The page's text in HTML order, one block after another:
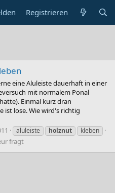
Registrieren
eine Aluleiste dauerhaft in einer
mit normalem Ponal
Einmal kurz dran
ist lose. Wie wird's richtig
aluleiste holznut kleben
fragt